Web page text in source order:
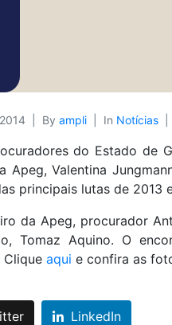
By ampli In Notícias
do Estado de
Apeg, Valentina
principais lutas de
da Apeg, procurador
Tomaz Aquino. O
Clique aqui e confira as
LinkedIn